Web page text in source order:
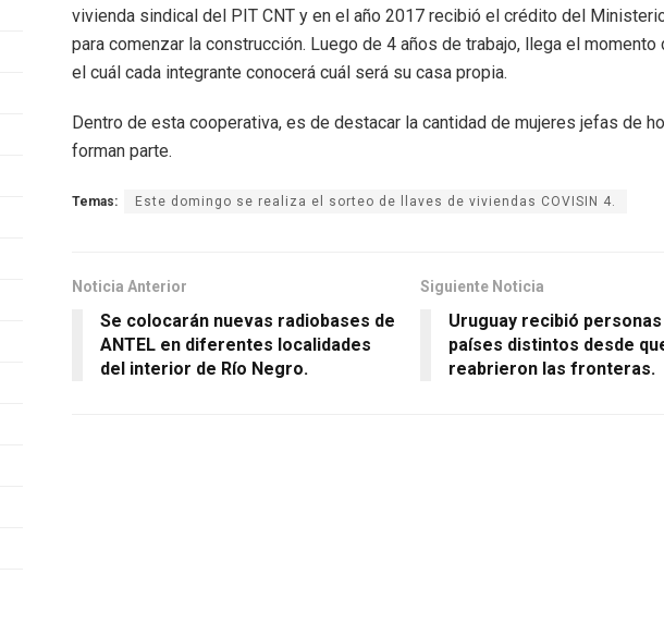
vivienda sindical del PIT CNT y en el año 2017 recibió el crédito del
para comenzar la construcción. Luego de 4 años de trabajo, llega el momento
el cuál cada integrante conocerá cuál será su casa propia.
Dentro de esta cooperativa, es de destacar la cantidad de mujeres jefas de
forman parte.
Temas: Este domingo se realiza el sorteo de llaves de viviendas COVISIN 4.
Noticia Anterior
Se colocarán nuevas radiobases de
ANTEL en diferentes localidades
del interior de Río Negro.
Siguiente Noticia
Uruguay recibió personas
países distintos desde
reabrieron las fronteras.